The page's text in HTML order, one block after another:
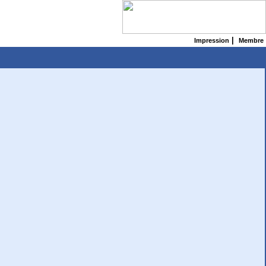
Impression Membre